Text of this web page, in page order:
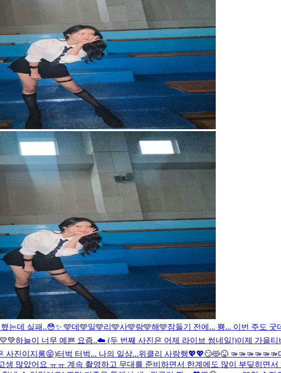
는데 실패..😳✨ 🩵데🩵일🩵리🩵사🩵랑🩵해🩵잠들기 전에... 뿅... 이번 주도 굿
하늘이 너무 예쁜 요즘..☁️ (두 번째 사진은 어제 라이브 썸네일!)이제 가을티
사진이지롱😝)터벅 터벅... 나의 일상...위클리 사랑행💖💖😏😻😝 🫳🫳🫳🫳🫳🫳
생 많았어요 ㅠㅠ 계속 촬영하고 무대를 준비하면서 한계에도 많이 부딪히면